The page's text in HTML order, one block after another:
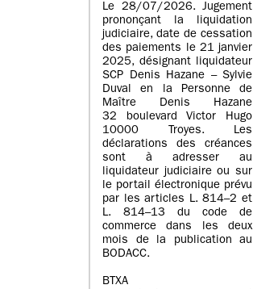
Le 28/07/2026. Jugement
prononçant la liquidation
judiciaire, date de cessation
des paiements le 21 janvier
2025, désignant liquidateur
SCP Denis Hazane – Sylvie
Duval en la Personne de
Maître Denis Hazane
32 boulevard Victor Hugo
10000 Troyes. Les
déclarations des créances
sont à adresser au
liquidateur judiciaire ou sur
le portail électronique prévu
par les articles L. 814–2 et
L. 814–13 du code de
commerce dans les deux
mois de la publication au
BODACC.
BTXA